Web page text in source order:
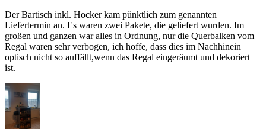
Der Bartisch inkl. Hocker kam pünktlich zum genannten
Liefertermin an. Es waren zwei Pakete, die geliefert wurden. Im
großen und ganzen war alles in Ordnung, nur die Querbalken vom
Regal waren sehr verbogen, ich hoffe, dass dies im Nachhinein
optisch nicht so auffällt,wenn das Regal eingeräumt und dekoriert
ist.